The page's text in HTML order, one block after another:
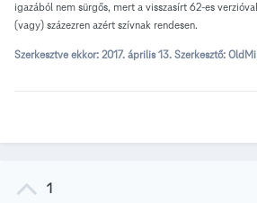
igazából nem sürgős, mert a visszasírt 62-es
(vagy) százezren azért szívnak rendesen.
Szerkesztve ekkor: 2017. április 13. Szerkesztő:
1